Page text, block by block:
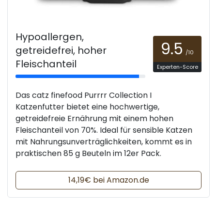
Hypoallergen,
getreidefrei, hoher
Fleischanteil
9.5 /10
Experten-Score
Das catz finefood Purrrr Collection I
Katzenfutter bietet eine hochwertige,
getreidefreie Ernährung mit einem hohen
Fleischanteil von 70%. Ideal für sensible Katzen
mit Nahrungsunverträglichkeiten, kommt es in
praktischen 85 g Beuteln im 12er Pack.
14,19€ bei Amazon.de